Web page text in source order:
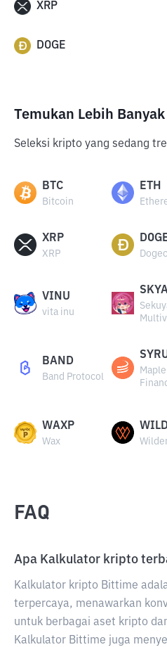
XRP
DOGE
Temukan Lebih
Seleksi kripto yang sedang
BTC
Bitcoin
ETH
XRP
XRP
VINU
vita inu
BAND
Band Protocol
Maple
WAXP
Wax
FAQ
Apa Kalkulator kripto
Kalkulator kripto Bittime
terpercaya, menawarkan
untuk berbagai aset kripto
Kalkulator Bittime juga